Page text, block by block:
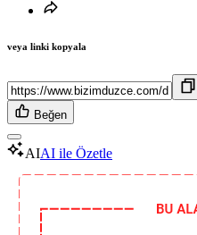
veya linki kopyala
Beğen
AIAI ile Özetle